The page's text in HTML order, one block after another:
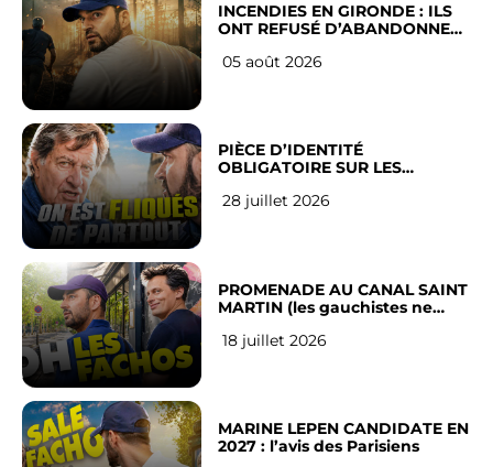
INCENDIES EN GIRONDE : ILS
ONT REFUSÉ D’ABANDONNER
05 août 2026
PIÈCE D’IDENTITÉ
OBLIGATOIRE SUR LES
Français
28 juillet 2026
PROMENADE AU CANAL SAINT
MARTIN (les gauchistes ne
18 juillet 2026
MARINE LEPEN CANDIDATE EN
2027 : l’avis des Parisiens